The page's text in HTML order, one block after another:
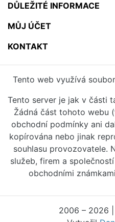
DŮLEŽITÉ INFORMACE
MŮJ ÚČET
KONTAKT
Tento web využívá
Tento server je jak v části
Žádná část tohoto webu
obchodní podmínky ani
kopírována nebo jinak
souhlasu provozovatele.
služeb, firem a
obchodními
2006 – 2026 |